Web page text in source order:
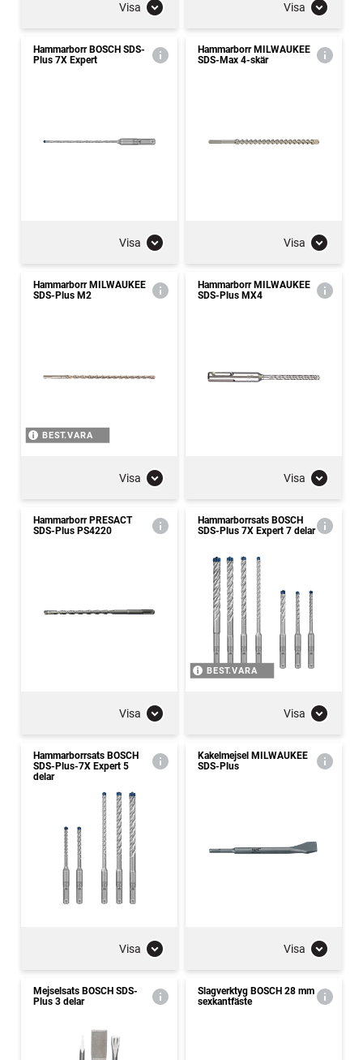
Visa Visa
Hammarborr BOSCH SDS-
Plus 7X Expert
Visa
Hammarborr MILWAUKEE
SDS-Max 4-skär
Visa
Hammarborr MILWAUKEE
SDS-Plus M2
BEST.VARA
Visa
Hammarborr MILWAUKEE
SDS-Plus MX4
Visa
Hammarborr PRESACT
SDS-Plus PS4220
Visa
Hammarborrsats BOSCH
SDS-Plus 7X Expert 7 delar
BEST.VARA
Visa
Hammarborrsats BOSCH
SDS-Plus-7X Expert 5
delar
Visa
Kakelmejsel MILWAUKEE
SDS-Plus
Visa
Mejselsats BOSCH SDS-
Plus 3 delar
Slagverktyg BOSCH 28 mm
sexkantfäste